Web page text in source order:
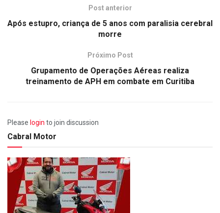
Post anterior
Após estupro, criança de 5 anos com paralisia cerebral
morre
Próximo Post
Grupamento de Operações Aéreas realiza
treinamento de APH em combate em Curitiba
Please login to join discussion
Cabral Motor